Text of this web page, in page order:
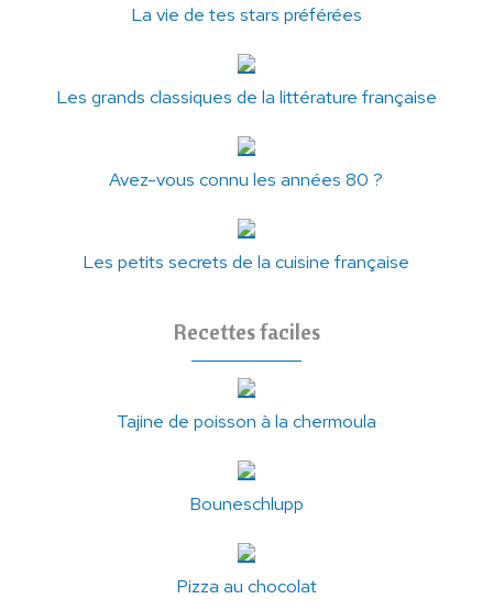
La vie de tes stars préférées
Les grands classiques de la littérature française
Avez-vous connu les années 80 ?
Les petits secrets de la cuisine française
Recettes faciles
Tajine de poisson à la chermoula
Bouneschlupp
Pizza au chocolat